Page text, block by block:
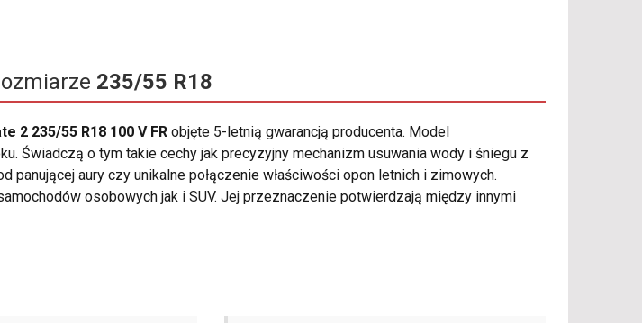
235/55 R18
2 235/55 R18 100 V FR objęte 5-letnią gwarancją producenta. Model
Świadczą o tym takie cechy jak precyzyjny mechanizm usuwania wody i śniegu z
aury czy unikalne połączenie właściwości opon letnich i zimowych.
osobowych jak i SUV. Jej przeznaczenie potwierdzają między innymi